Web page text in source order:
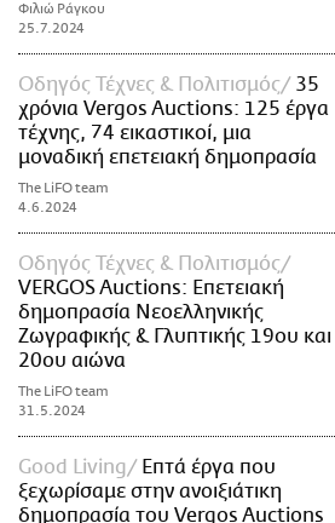
Φιλιώ Ράγκου
25.7.2024
Οδηγός Τέχνες & Πολιτισμός
35
χρόνια Vergos Auctions: 125 έργα
τέχνης, 74 εικαστικοί, μια
μοναδική επετειακή δημοπρασία
The LiFO team
4.6.2024
Οδηγός Τέχνες & Πολιτισμός
VERGOS Auctions: Επετειακή
δημοπρασία Νεοελληνικής
Ζωγραφικής & Γλυπτικής 19ου και
20ου αιώνα
The LiFO team
31.5.2024
Good Living
Επτά έργα που
ξεχωρίσαμε στην ανοιξιάτικη
δημοπρασία του Vergos Auctions